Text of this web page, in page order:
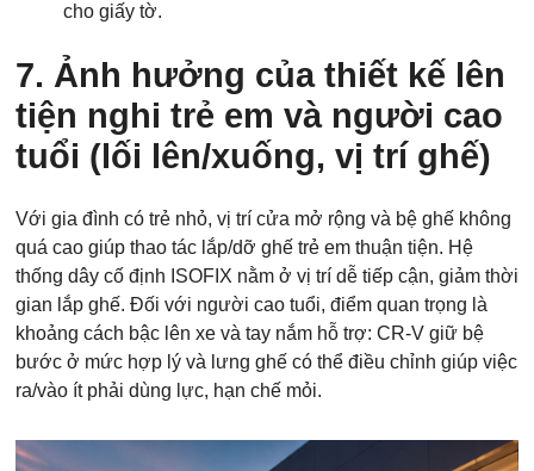
cho giấy tờ.
7. Ảnh hưởng của thiết kế lên
tiện nghi trẻ em và người cao
tuổi (lối lên/xuống, vị trí ghế)
Với gia đình có trẻ nhỏ, vị trí cửa mở rộng và bệ ghế không
quá cao giúp thao tác lắp/dỡ ghế trẻ em thuận tiện. Hệ
thống dây cố định ISOFIX nằm ở vị trí dễ tiếp cận, giảm thời
gian lắp ghế. Đối với người cao tuổi, điểm quan trọng là
khoảng cách bậc lên xe và tay nắm hỗ trợ: CR‑V giữ bệ
bước ở mức hợp lý và lưng ghế có thể điều chỉnh giúp việc
ra/vào ít phải dùng lực, hạn chế mỏi.